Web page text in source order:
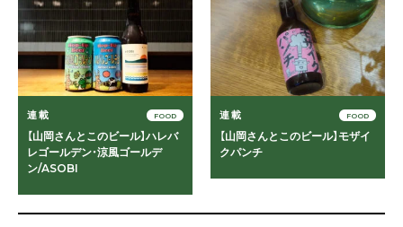
連載 FOOD
【山岡さんとこのビール】ハレバ
レゴールデン・涼風ゴールデ
ン/ASOBI
連載 FOOD
【山岡さんとこのビール】モザイ
クパンチ